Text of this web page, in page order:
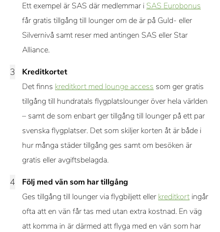
Ett exempel är SAS där medlemmar i SAS Eurobonus
får gratis tillgång till lounger om de är på Guld- eller
Silvernivå samt reser med antingen SAS eller Star
Alliance.
Kreditkortet
Det finns kreditkort med lounge access som ger gratis
tillgång till hundratals flygplatslounger över hela världen
– samt de som enbart ger tillgång till lounger på ett par
svenska flygplatser. Det som skiljer korten åt är både i
hur många städer tillgång ges samt om besöken är
gratis eller avgiftsbelagda.
Följ med vän som har tillgång
Ges tillgång till lounger via flygbiljett eller kreditkort ingår
ofta att en vän får tas med utan extra kostnad. En väg
att komma in är därmed att flyga med en vän som har